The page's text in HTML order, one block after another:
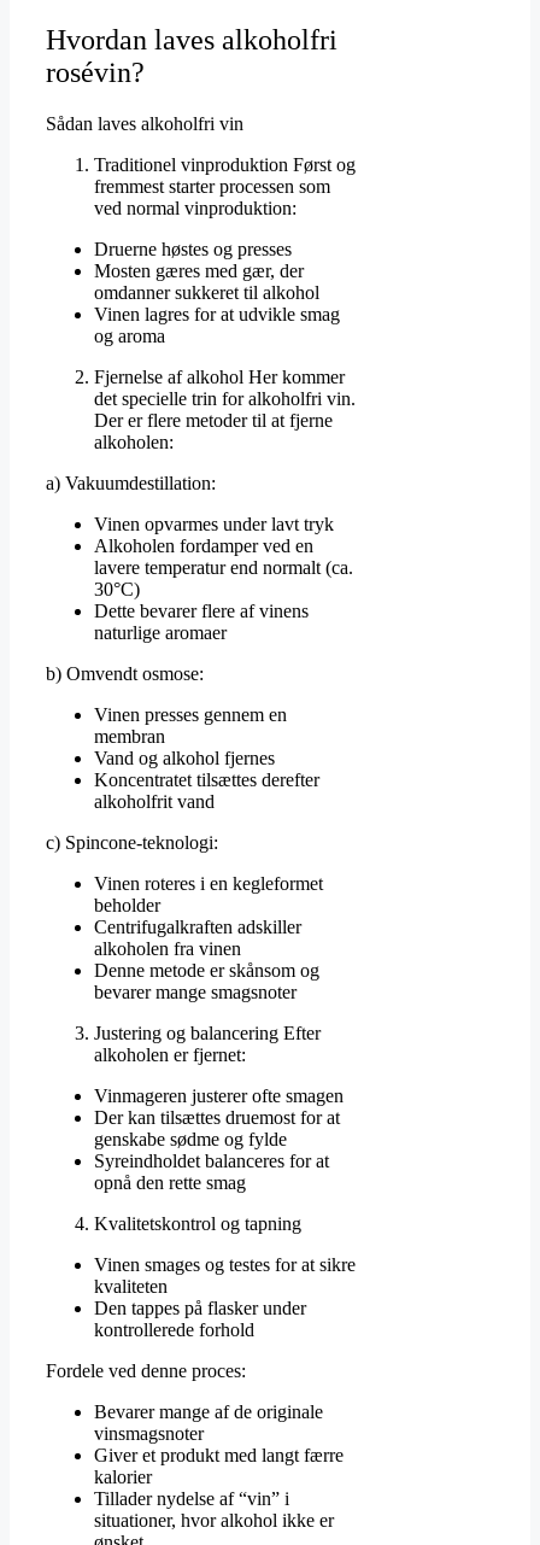
Hvordan laves alkoholfri
rosévin?
Sådan laves alkoholfri vin
Traditionel vinproduktion Først og
fremmest starter processen som
ved normal vinproduktion:
Druerne høstes og presses
Mosten gæres med gær, der
omdanner sukkeret til alkohol
Vinen lagres for at udvikle smag
og aroma
Fjernelse af alkohol Her kommer
det specielle trin for alkoholfri vin.
Der er flere metoder til at fjerne
alkoholen:
a) Vakuumdestillation:
Vinen opvarmes under lavt tryk
Alkoholen fordamper ved en
lavere temperatur end normalt (ca.
30°C)
Dette bevarer flere af vinens
naturlige aromaer
b) Omvendt osmose:
Vinen presses gennem en
membran
Vand og alkohol fjernes
Koncentratet tilsættes derefter
alkoholfrit vand
c) Spincone-teknologi:
Vinen roteres i en kegleformet
beholder
Centrifugalkraften adskiller
alkoholen fra vinen
Denne metode er skånsom og
bevarer mange smagsnoter
Justering og balancering Efter
alkoholen er fjernet:
Vinmageren justerer ofte smagen
Der kan tilsættes druemost for at
genskabe sødme og fylde
Syreindholdet balanceres for at
opnå den rette smag
Kvalitetskontrol og tapning
Vinen smages og testes for at sikre
kvaliteten
Den tappes på flasker under
kontrollerede forhold
Fordele ved denne proces:
Bevarer mange af de originale
vinsmagsnoter
Giver et produkt med langt færre
kalorier
Tillader nydelse af “vin” i
situationer, hvor alkohol ikke er